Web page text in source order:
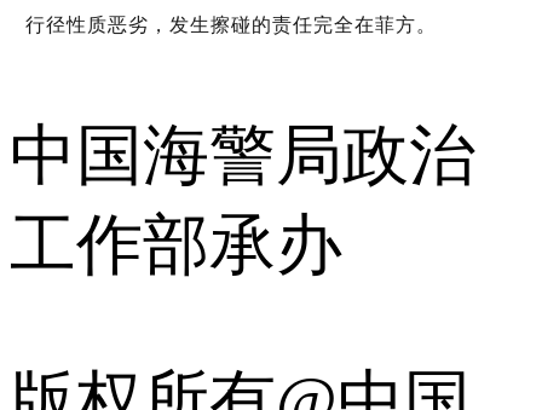
行径性质恶劣，发生擦碰的责任完全在菲方。
中国海警局政治
工作部承办